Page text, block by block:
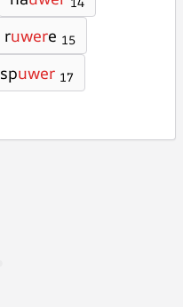
ruwere 15
spuwer 17